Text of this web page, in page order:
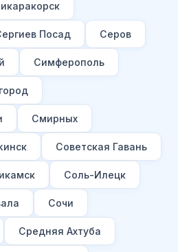
Посад Серов
Симферополь
Смирных
Советская Гавань
Соль-Илецк
Сочи
Средняя Ахтуба